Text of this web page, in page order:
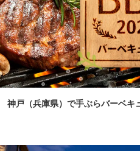
神戸（兵庫県）で手ぶらバーベキ